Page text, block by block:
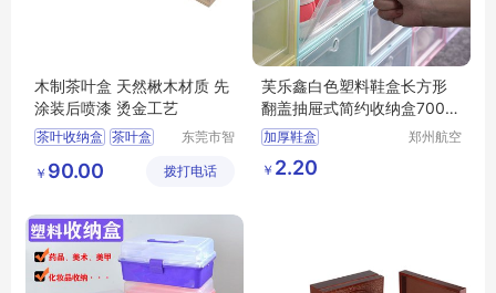
木制茶叶盒 天然楸木材质 先
涂装后喷漆 烫金工艺
茶叶收纳盒 茶叶盒
多功能茶叶盒
东莞市智
限公司
￥ 90.00 拨打电话
芙乐鑫白色塑料鞋盒长方形
翻盖抽屉式简约收纳盒700毫
升
加厚鞋盒
收纳盒
郑州航空
￥ 2.20